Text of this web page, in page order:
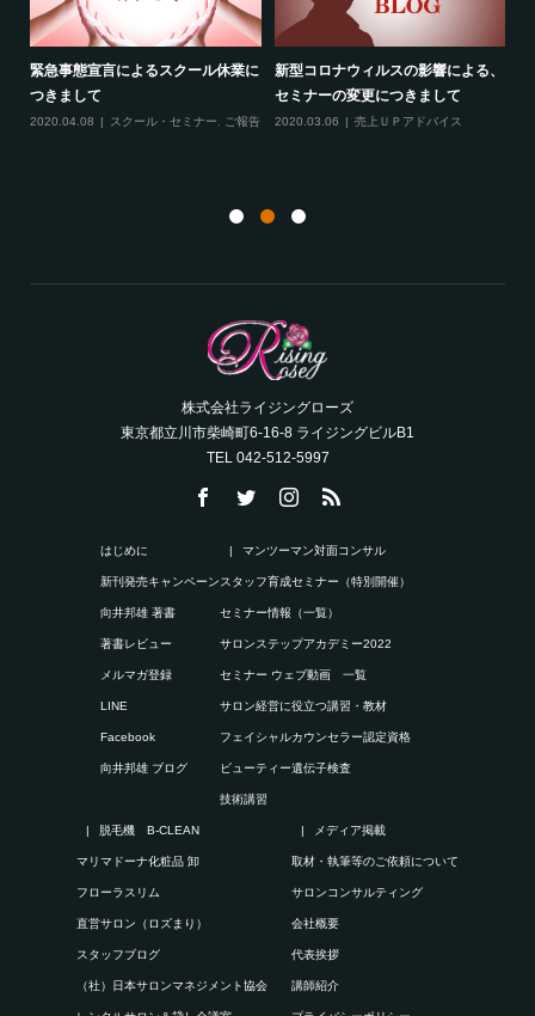
最新のお知らせ２つ（2020年2月）
2020.02.19
ル・セミナー , ご報告,サロンコンサルティ
線維筋痛症という病気について
2020.02.10 ご報告,雑談
株式会社ライジングローズ
東京都立川市柴崎町6-16-8 ライジングビルB1
TEL 042-512-5997
はじめに
新刊発売キャンペーン
向井邦雄 著書
著書レビュー
メルマガ登録
LINE
Facebook
向井邦雄 ブログ
マンツーマン対面コンサル
スタッフ育成セミナー（特別開催）
セミナー情報（一覧）
サロンステップアカデミー2022
セミナー ウェブ動画 一覧
サロン経営に役立つ講習・教材
フェイシャルカウンセラー認定資格
ビューティー遺伝子検査
技術講習
脱毛機 B-CLEAN
マリマドーナ化粧品 卸
フローラスリム
直営サロン（ロズまり）
スタッフブログ
（社）日本サロンマネジメント協会
メディア掲載
取材・執筆等のご依頼について
サロンコンサルティング
会社概要
代表挨拶
講師紹介